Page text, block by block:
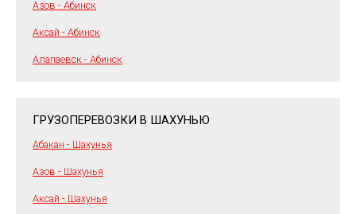
Азов - Абинск
Аксай - Абинск
Алапаевск - Абинск
ГРУЗОПЕРЕВОЗКИ В ШАХУНЬЮ
Абакан - Шахунья
Азов - Шахунья
Аксай - Шахунья